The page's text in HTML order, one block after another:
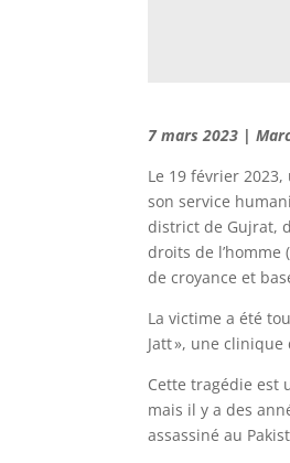
7 mars 2023 |
Le 19 février
son service
district de Gujrat,
droits de
de croyance et
La victime a été
Jatt », une
Cette tragédie est
mais il y a des
assassiné au